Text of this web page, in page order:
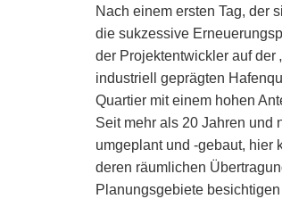
Nach einem ersten Tag, der
die sukzessive
der Projektentwickler auf der
industriell geprägten
Quartier mit einem hohen
Seit mehr als 20 Jahren und
umgeplant und -gebaut, hier
deren räumlichen
Planungsgebiete